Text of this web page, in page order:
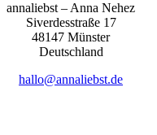
anna­liebst – Anna Nehez
Sive­r­des­stra­ße 17
48147 Müns­ter
Deutsch­land
hallo@annaliebst.de